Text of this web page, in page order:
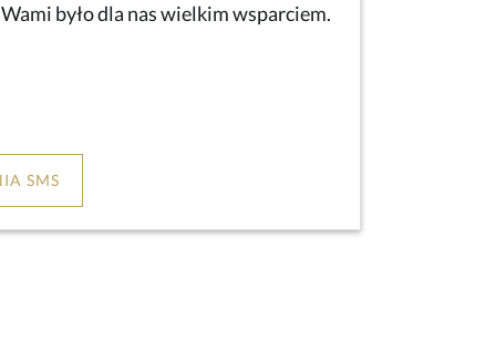
było dla nas wielkim wsparciem.
SMS